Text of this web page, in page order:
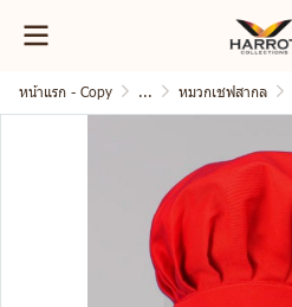
หน้าแรก - Copy ... หมวกเชฟสากล